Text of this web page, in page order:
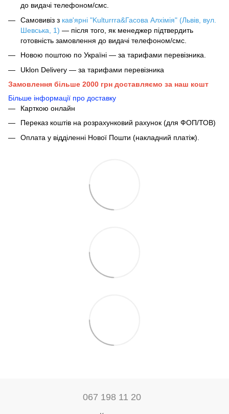
до видачі телефоном/смс.
Самовивіз з кав'ярні "Kulturrra&Гасова Алхімія" (Львів, вул.
Шевська, 1) — після того, як менеджер підтвердить
готовність замовлення до видачі телефоном/смс.
Новою поштою по Україні — за тарифами перевізника.
Uklon Delivery — за тарифами перевізника
Замовлення більше 2000 грн доставляємо за наш кошт
Більше інформації про доставку
Карткою онлайн
Переказ коштів на розрахунковий рахунок (для ФОП/ТОВ)
Оплата у відділенні Нової Пошти (накладний платіж).
067 198 11 20